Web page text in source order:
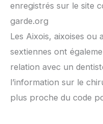
enregistrés sur le site
garde.org
Les Aixois, aixoises ou
sextiennes ont
relation avec un
l’information sur le
plus proche du code